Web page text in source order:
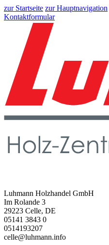
zur Startseite zur Hauptnavigation
Kontaktformular
Luhmann Holzhandel GmbH
Im Rolande 3
29223 Celle, DE
05141 3843 0
0514193207
celle@luhmann.info